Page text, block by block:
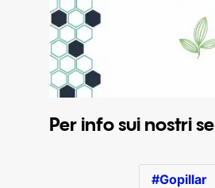
Per info sui nostri
Gopillar